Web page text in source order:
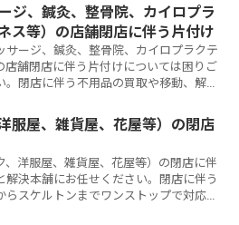
ジ、鍼灸、整骨院、カイロプラ
ス等）の店舗閉店に伴う片付け
ージ、鍼灸、整骨院、カイロプラクテ
店舗閉店に伴う片付けについては困りご
。閉店に伴う不用品の買取や移動、解体
服屋、雑貨屋、花屋等）の閉店
洋服屋、雑貨屋、花屋等）の閉店に伴
決本舗にお任せください。閉店に伴う
スケルトンまでワンストップで対応し